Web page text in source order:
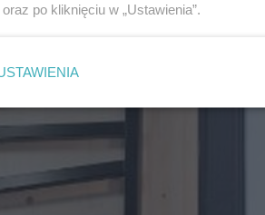
domu, który można
oraz po kliknięciu w „Ustawienia”.